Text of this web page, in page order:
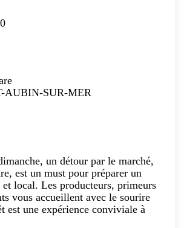
AUBIN-SUR-MER
un détour par le marché,
est un must pour préparer un
local. Les producteurs, primeurs
vous accueillent avec le sourire
est une expérience conviviale à